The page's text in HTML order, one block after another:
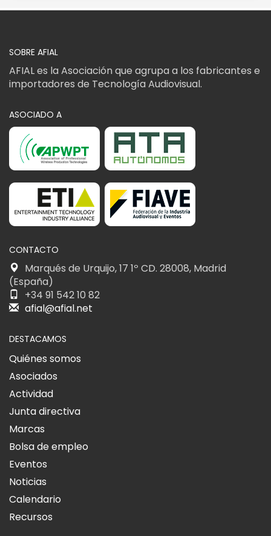
SOBRE AFIAL
AFIAL es la Asociación que agrupa a los fabricantes e
importadores de Tecnología Audiovisual.
ASOCIADO A
CONTACTO
Marqués de Urquijo, 17 1º CD. 28008, Madrid
(España)
+34 91 542 10 82
afial@afial.net
DESTACAMOS
Quiénes somos
Asociados
Actividad
Junta directiva
Marcas
Bolsa de empleo
Eventos
Noticias
Calendario
Recursos